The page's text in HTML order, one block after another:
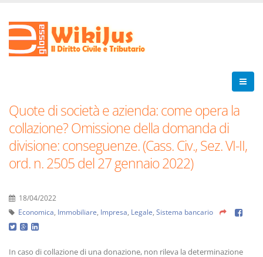
Quote di società e azienda: come opera la
collazione? Omissione della domanda di
divisione: conseguenze. (Cass. Civ., Sez. VI-II,
ord. n. 2505 del 27 gennaio 2022)
18/04/2022
Economica Immobiliare Impresa Legale Sistema bancario
In caso di collazione di una donazione, non rileva la determinazione